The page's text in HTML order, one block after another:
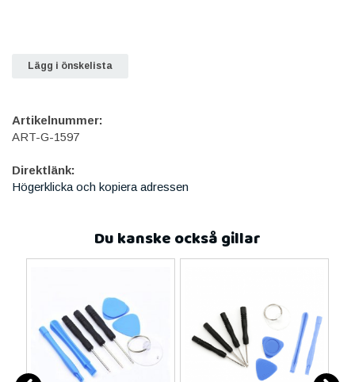
Lägg i önskelista
Artikelnummer:
ART-G-1597
Direktlänk:
Högerklicka och kopiera adressen
Du kanske också gillar